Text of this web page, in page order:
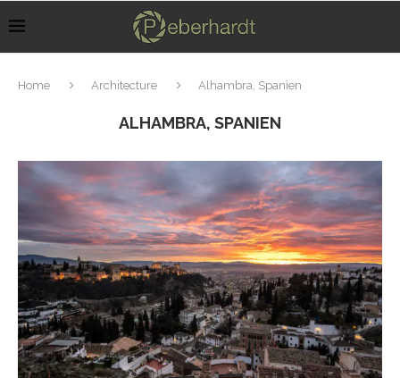
Home Architecture Alhambra, Spanien
ALHAMBRA, SPANIEN